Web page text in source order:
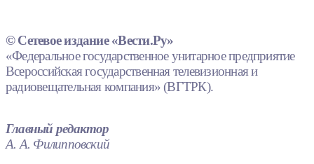
© Сетевое издание «Вести.Ру»
«Федеральное государственное унитарное предприятие
Всероссийская государственная телевизионная и
радиовещательная компания» (ВГТРК).
Главный редактор
А. А. Филипповский